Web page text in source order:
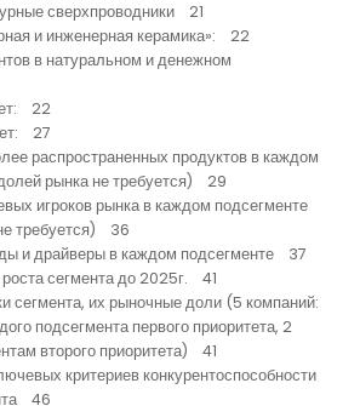
сверхпроводники 21
и инженерная керамика»: 22
в натуральном и денежном
22
27
распространенных продуктов в каждом
рынка не требуется) 29
игроков рынка в каждом подсегменте
требуется) 36
и драйверы в каждом подсегменте 37
сегмента до 2025г. 41
сегмента, их рыночные доли (5 компаний:
подсегмента первого приоритета, 2
второго приоритета) 41
критериев конкурентоспособности
46